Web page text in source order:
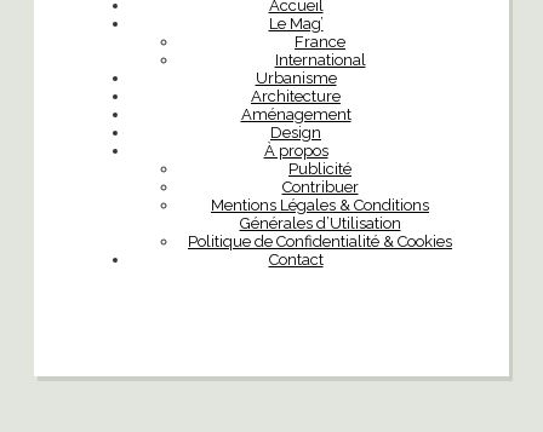
Accueil
Le Mag’
France
International
Urbanisme
Architecture
Aménagement
Design
À propos
Publicité
Contribuer
Mentions Légales & Conditions
Générales d’Utilisation
Politique de Confidentialité & Cookies
Contact